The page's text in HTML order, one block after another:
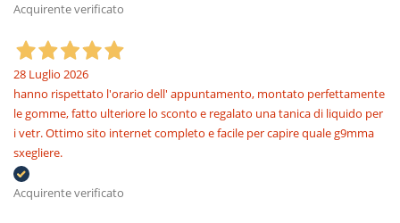
Acquirente verificato
28 Luglio 2026
hanno rispettato l'orario dell' appuntamento, montato perfettamente
le gomme, fatto ulteriore lo sconto e regalato una tanica di liquido per
i vetr. Ottimo sito internet completo e facile per capire quale g9mma
sxegliere.
Acquirente verificato